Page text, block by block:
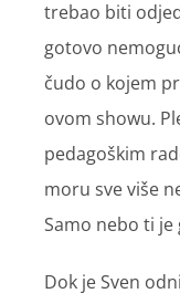
trebao biti
gotovo
čudo o kojem
ovom showu.
pedagoškim
moru sve više
Samo nebo ti je
Dok je Sven